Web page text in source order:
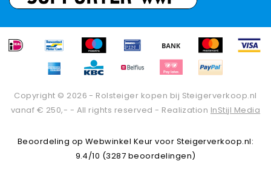
Copyright © 2026 - Rolsteiger kopen bij Steigerverkoop.nl
vanaf € 250,- - All rights reserved - Realization InStijl Media
Beoordeling op Webwinkel Keur voor Steigerverkoop.nl:
9.4/10 (3287 beoordelingen)